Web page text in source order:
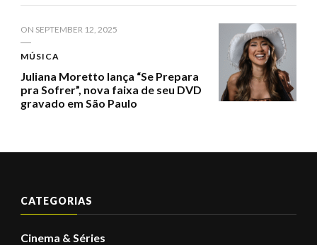
ON SEPTEMBER 12, 2025
MÚSICA
Juliana Moretto lança “Se Prepara
pra Sofrer”, nova faixa de seu DVD
gravado em São Paulo
CATEGORIAS
Cinema & Séries